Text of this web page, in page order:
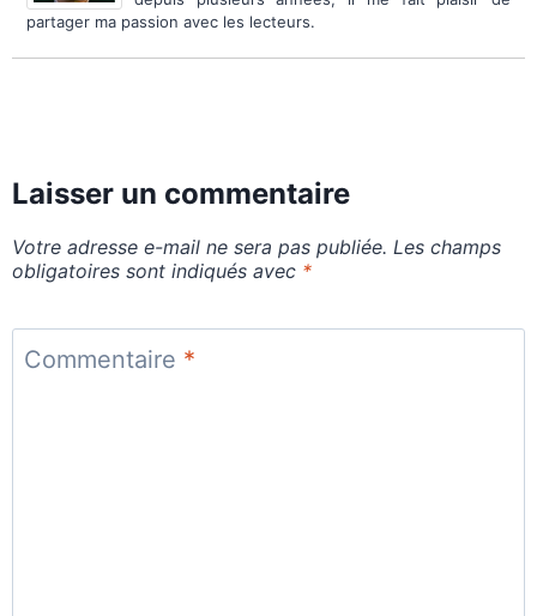
partager ma passion avec les lecteurs.
Laisser un commentaire
Votre adresse e-mail ne sera pas publiée. Les champs
obligatoires sont indiqués avec *
Commentaire *